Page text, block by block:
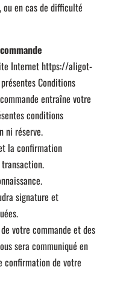
ou en cas de difficulté
Internet https://aligot-
Conditions
entraîne votre
conditions
ni réserve.
la confirmation
signature et
votre commande et des
sera communiqué en
confirmation de votre